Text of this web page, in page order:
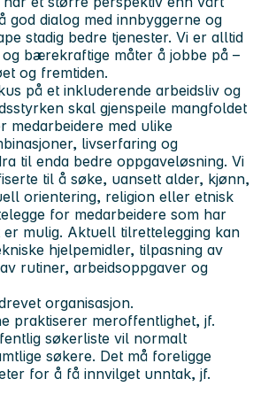
god dialog med innbyggerne og
stadig bedre tjenester. Vi er alltid
bærekraftige måter å jobbe på –
og fremtiden.
på et inkluderende arbeidsliv og
skal gjenspeile mangfoldet
medarbeidere med ulike
livserfaring og
til enda bedre oppgaveløsning. Vi
til å søke, uansett alder, kjønn,
orientering, religion eller etnisk
for medarbeidere som har
mulig. Aktuell tilrettelegging kan
hjelpemidler, tilpasning av
rutiner, arbeidsoppgaver og
organisasjon.
praktiserer meroffentlighet, jf.
søkerliste vil normalt
søkere. Det må foreligge
for å få innvilget unntak, jf.